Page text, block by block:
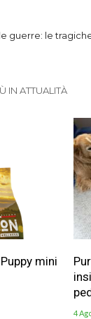
guerre: le
IN ATTUALITÀ
mini
4